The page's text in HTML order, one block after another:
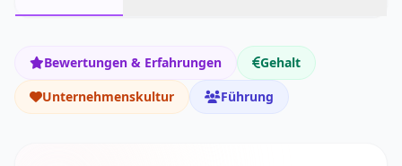
Bewertungen & Erfahrungen
Gehalt
Unternehmenskultur
Führung